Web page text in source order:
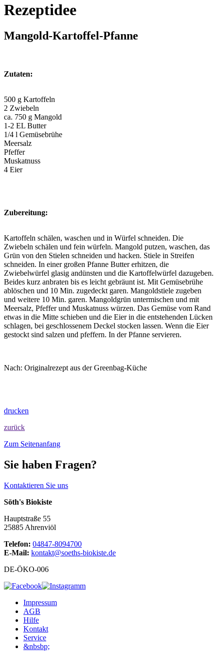
Rezeptidee
Mangold-Kartoffel-Pfanne
Zutaten:
500 g Kartoffeln
2 Zwiebeln
ca. 750 g Mangold
1-2 EL Butter
1/4 l Gemüsebrühe
Meersalz
Pfeffer
Muskatnuss
4 Eier
Zubereitung:
Kartoffeln schälen, waschen und in Würfel schneiden. Die
Zwiebeln schälen und fein würfeln. Mangold putzen, waschen, das
Grün von den Stielen schneiden und hacken. Stiele in Streifen
schneiden. In einer großen Pfanne Butter erhitzen, die
Zwiebelwürfel glasig andünsten und die Kartoffelwürfel dazugeben.
Beides kurz anbraten bis es leicht gebräunt ist. Mit Gemüsebrühe
ablöschen und 10 Min. zugedeckt garen. Mangoldstiele zugeben
und weitere 10 Min. garen. Mangoldgrün untermischen und mit
Meersalz, Pfeffer und Muskatnuss würzen. Das Gemüse vom Rand
etwas in die Mitte schieben und die Eier in die entstehenden Lücken
schlagen, bei geschlossenem Deckel stocken lassen. Wenn die Eier
gestockt sind salzen und pfeffern. In der Pfanne servieren.
Nach: Originalrezept aus der Greenbag-Küche
drucken
zurück
Zum Seitenanfang
Sie haben Fragen?
Kontaktieren Sie uns
Söth's Biokiste
Hauptstraße 55
25885 Ahrenviöl
Telefon: 04847-8094700
E-Mail: kontakt@soeths-biokiste.de
DE-ÖKO-006
Impressum
AGB
Hilfe
Kontakt
Service
&nbsbp;